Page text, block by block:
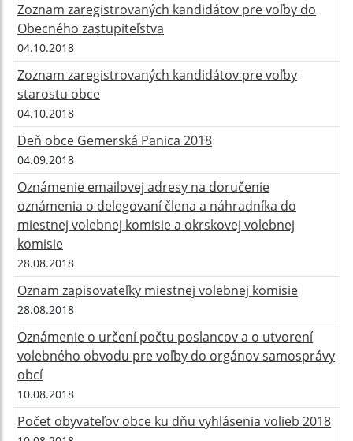
Zoznam zaregistrovaných kandidátov pre voľby do
Obecného zastupiteľstva
04.10.2018
Zoznam zaregistrovaných kandidátov pre voľby
starostu obce
04.10.2018
Deň obce Gemerská Panica 2018
04.09.2018
Oznámenie emailovej adresy na doručenie
oznámenia o delegovaní člena a náhradníka do
miestnej volebnej komisie a okrskovej volebnej
komisie
28.08.2018
Oznam zapisovateľky miestnej volebnej komisie
28.08.2018
Oznámenie o určení počtu poslancov a o utvorení
volebného obvodu pre voľby do orgánov samosprávy
obcí
10.08.2018
Počet obyvateľov obce ku dňu vyhlásenia volieb 2018